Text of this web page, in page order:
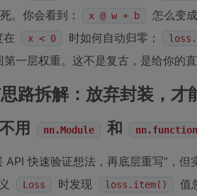
。你会看到： x @ w + b 怎么变
在 x < 0 时如何自动归零；
一层权重。这不是复古，是给你的
路拆解：放弃封装，才
用 nn.Module 和
API 快速验证想法，再底层重写”，
Loss 时发现 loss.item() 值